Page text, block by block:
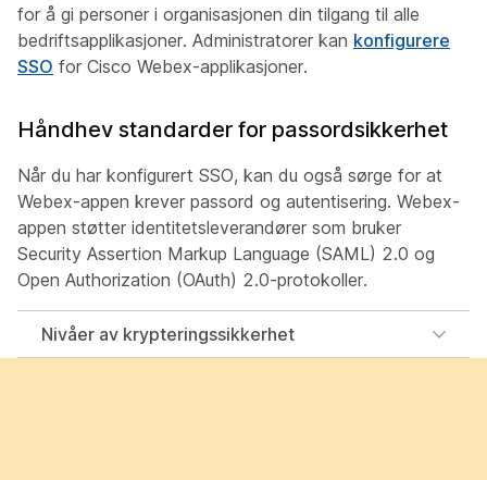
for å gi personer i organisasjonen din tilgang til alle
bedriftsapplikasjoner. Administratorer kan konfigurere
SSO for Cisco Webex-applikasjoner.
Håndhev standarder for passordsikkerhet
Når du har konfigurert SSO, kan du også sørge for at
Webex-appen krever passord og autentisering. Webex-
appen støtter identitetsleverandører som bruker
Security Assertion Markup Language (SAML) 2.0 og
Open Authorization (OAuth) 2.0-protokoller.
Nivåer av krypteringssikkerhet